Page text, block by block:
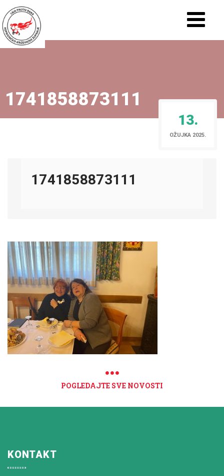
1741858873111
13.
OŽUJKA 2025.
1741858873111
POGLEDAJTE SVE NOVOSTI
KONTAKT